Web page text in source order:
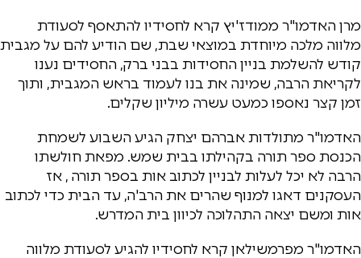
מרן האדמו"ר ממודז'יץ קרא לחסידיו להתאסף לסעודת
מלווה מלכה מיוחדת במוצאי שבת, שם הודיע להם על מגבית
קודש להשלמת בניין החסידות בבני ברק, החסידים נענו
לקריאת הרבה, שמינה את בנו לעמוד בראש המגבית, ותוך
זמן קצר נאספו כמעט עשרה מיליון שקלים.
האדמו"ר מתולדות אברהם יצחק הגיע השבוע לשמחת
הכנסת ספר תורה בקהילתו בבית שמש. מפאת חולשתו
הרבה לא יכל לעלות לבניין לכתוב אות בספר תורה , אז
העסקנים דאגו למנוף שהרים את הרב'ה, עד הבית כדי לכתוב
אות ומשם יצאה התהלוכה לכיוון בית המדרש.
האדמו"ר מפרמשילאן קרא לחסידיו להגיע לסעודת מלווה